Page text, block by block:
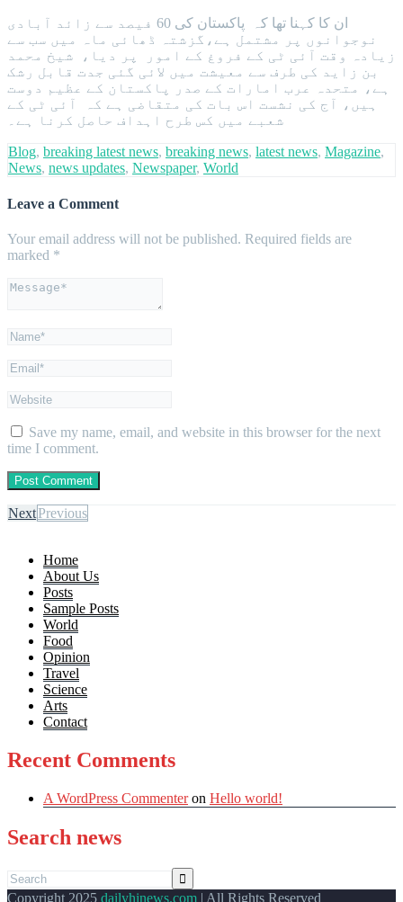
ان کا کہنا تھا کہ پاکستان کی 60 فیصد سے زائد آبادی
نوجوانوں پر مشتمل ہے،گزشتہ ڈھائی ماہ میں سب سے
زیادہ وقت آئی ٹی کے فروغ کے امور پر دیا، شیخ محمد
بن زاید کی طرف سے معیشت میں لائی گئی جدت قابل رشک
ہے، متحدہ عرب امارات کے صدر پاکستان کے عظیم دوست
ہیں، آج کی نشست اس بات کی متقاضی ہے کہ آئی ٹی کے
شعبے میں کس طرح اہداف حاصل کرنا ہے۔
Blog, breaking latest news, breaking news, latest news, Magazine,
News, news updates, Newspaper, World
Leave a Comment
Your email address will not be published. Required fields are
marked *
Save my name, email, and website in this browser for the next
time I comment.
NextPrevious
Home
About Us
Posts
Sample Posts
World
Food
Opinion
Travel
Science
Arts
Contact
Recent Comments
A WordPress Commenteron Hello world!
Search news
Copyright 2025 dailyhinews.com | All Rights Reserved